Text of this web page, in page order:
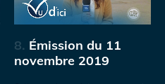
8. Émission du 11
novembre 2019